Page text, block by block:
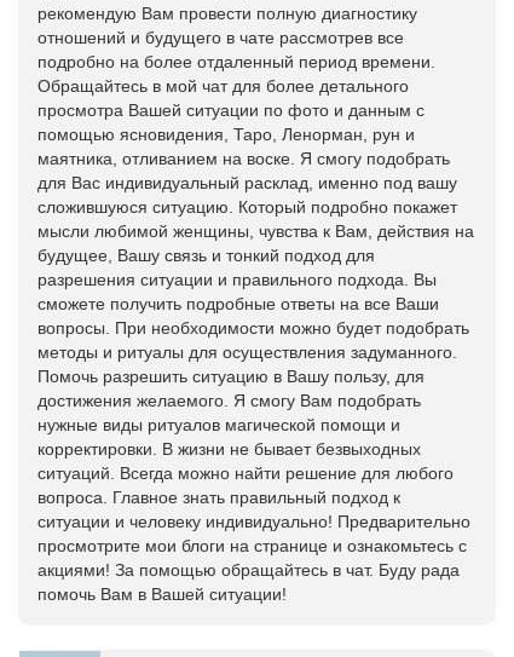
рекомендую Вам провести полную диагностику
отношений и будущего в чате рассмотрев все
подробно на более отдаленный период времени.
Обращайтесь в мой чат для более детального
просмотра Вашей ситуации по фото и данным с
помощью ясновидения, Таро, Ленорман, рун и
маятника, отливанием на воске. Я смогу подобрать
для Вас индивидуальный расклад, именно под вашу
сложившуюся ситуацию. Который подробно покажет
мысли любимой женщины, чувства к Вам, действия на
будущее, Вашу связь и тонкий подход для
разрешения ситуации и правильного подхода. Вы
сможете получить подробные ответы на все Ваши
вопросы. При необходимости можно будет подобрать
методы и ритуалы для осуществления задуманного.
Помочь разрешить ситуацию в Вашу пользу, для
достижения желаемого. Я смогу Вам подобрать
нужные виды ритуалов магической помощи и
корректировки. В жизни не бывает безвыходных
ситуаций. Всегда можно найти решение для любого
вопроса. Главное знать правильный подход к
ситуации и человеку индивидуально! Предварительно
просмотрите мои блоги на странице и ознакомьтесь с
акциями! За помощью обращайтесь в чат. Буду рада
помочь Вам в Вашей ситуации!